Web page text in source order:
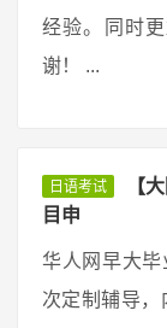
经验。同时
谢！ ...
日语考试
【
目申
华人网早大
次定制辅导，